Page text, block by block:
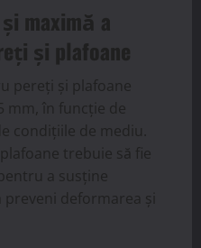
maximă a
și plafoane
pereți și plafoane
mm, în funcție de
condițiile de mediu.
trebuie să fie
a susține
deformarea și